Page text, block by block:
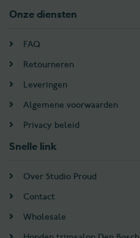
Onze diensten
FAQ
Retourneren
Leveringen
Algemene voorwaarden
Privacy beleid
Snelle link
Over Studio Proud
Contact
Wholesale